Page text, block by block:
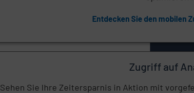
Entdecken Sie den mobilen
Zugriff auf
Sehen Sie Ihre Zeitersparnis in Aktion mit